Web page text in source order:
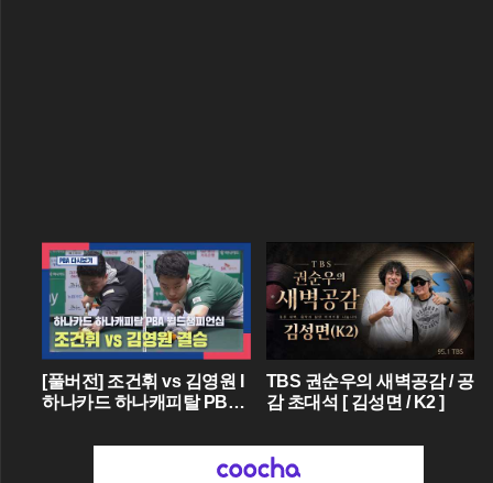
[풀버전] 조건휘 vs 김영원 I
하나카드 하나캐피탈 PBA
3.15 방송
TBS 권순우의 새벽공감 / 공
감 초대석 [ 김성면 / K2 ]